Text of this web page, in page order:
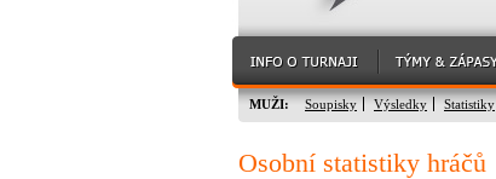
MUŽI: Soupisky Výsledky Statistiky
Osobní statistiky hráčů